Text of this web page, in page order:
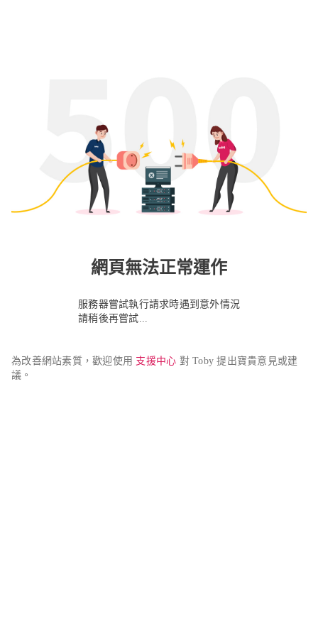
網頁無法正常運作
服務器嘗試執行請求時遇到意外情況
請稍後再嘗試...
為改善網站素質，歡迎使用 支援中心 對 Toby 提出寶貴意見或建
議。